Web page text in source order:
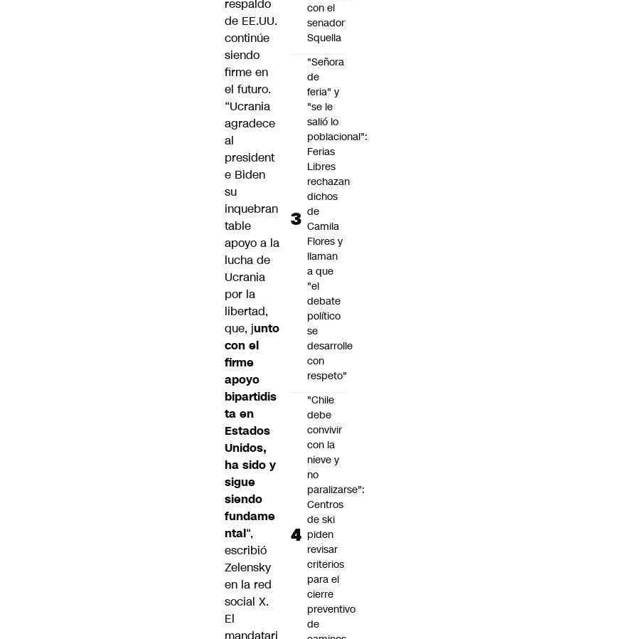
respaldo
de EE.UU.
continúe
siendo
firme en
el futuro.
“Ucrania
agradece
al
president
e Biden
su
inquebran
table
apoyo a la
lucha de
Ucrania
por la
libertad,
que, junto
con el
firme
apoyo
bipartidis
ta en
Estados
Unidos,
ha sido y
sigue
siendo
fundame
ntal“,
escribió
Zelensky
en la red
social X.
El
mandatari
con el
senador
Squella
"Señora
de
feria" y
"se le
salió lo
poblacional":
Ferias
Libres
rechazan
dichos
de
Camila
Flores y
llaman
a que
"el
debate
político
se
desarrolle
con
respeto"
"Chile
debe
convivir
con la
nieve y
no
paralizarse":
Centros
de ski
piden
revisar
criterios
para el
cierre
preventivo
de